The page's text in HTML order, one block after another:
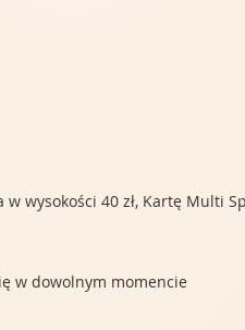
wysokości 40 zł, Kartę Multi
w dowolnym momencie